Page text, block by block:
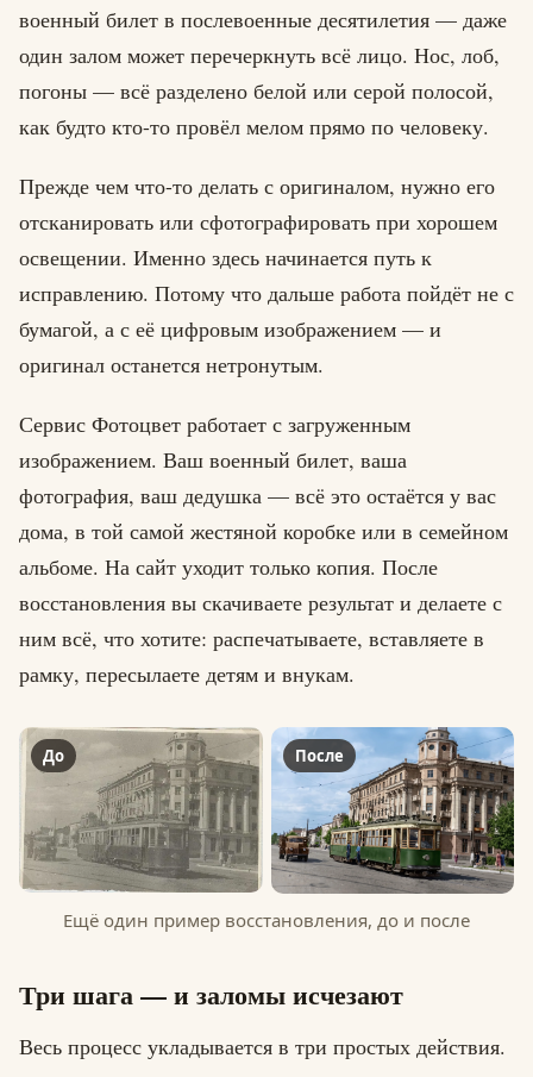
военный билет в послевоенные десятилетия — даже
один залом может перечеркнуть всё лицо. Нос, лоб,
погоны — всё разделено белой или серой полосой,
как будто кто-то провёл мелом прямо по человеку.
Прежде чем что-то делать с оригиналом, нужно его
отсканировать или сфотографировать при хорошем
освещении. Именно здесь начинается путь к
исправлению. Потому что дальше работа пойдёт не с
бумагой, а с её цифровым изображением — и
оригинал останется нетронутым.
Сервис Фотоцвет работает с загруженным
изображением. Ваш военный билет, ваша
фотография, ваш дедушка — всё это остаётся у вас
дома, в той самой жестяной коробке или в семейном
альбоме. На сайт уходит только копия. После
восстановления вы скачиваете результат и делаете с
ним всё, что хотите: распечатываете, вставляете в
рамку, пересылаете детям и внукам.
До После
Ещё один пример восстановления, до и после
Три шага — и заломы исчезают
Весь процесс укладывается в три простых действия.